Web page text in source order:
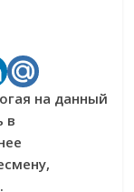
на данный
в